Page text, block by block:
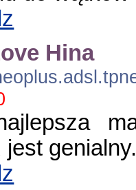
Hina